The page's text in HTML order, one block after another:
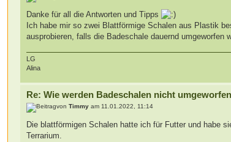
Danke für all die Antworten und Tipps
Ich habe mir so zwei Blattförmige Schalen aus Plastik
ausprobieren, falls die Badeschale dauernd umgeworfen
LG
Alina
Re: Wie werden Badeschalen nicht
vonTimmy am 11.01.2022, 11:14
Die blattförmigen Schalen hatte ich für Futter und habe
Terrarium.